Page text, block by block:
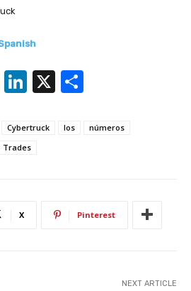
R
d
di
Li
k
e
X
ar
Cybertruck los
números
Trades
X Pinterest
NEXT ARTICLE